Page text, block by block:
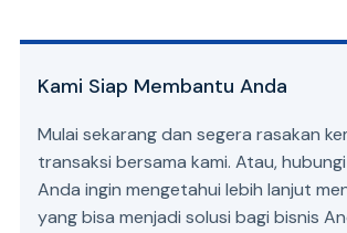
Kami Siap Membantu Anda
Mulai sekarang dan segera rasakan
transaksi bersama kami. Atau,
Anda ingin mengetahui lebih lanjut
yang bisa menjadi solusi bagi bisnis